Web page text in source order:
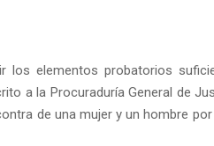
los elementos probatorios
a la Procuraduría General de
de una mujer y un hombre